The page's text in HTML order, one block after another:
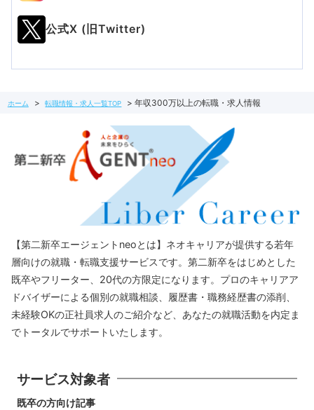
公式X (旧Twitter)
ホーム 転職情報・求人一覧TOP 年収300万以上の転職・求人情報
【第二新卒エージェントneoとは】ネオキャリアが提供する若年
層向けの就職・転職支援サービスです。第二新卒をはじめとした
既卒やフリーター、20代の方限定になります。プロのキャリアア
ドバイザーによる個別の就職相談、履歴書・職務経歴書の添削、
未経験OKの正社員求人のご紹介など、あなたの就職活動を内定ま
でトータルでサポートいたします。
サービス対象者
既卒の方向け記事